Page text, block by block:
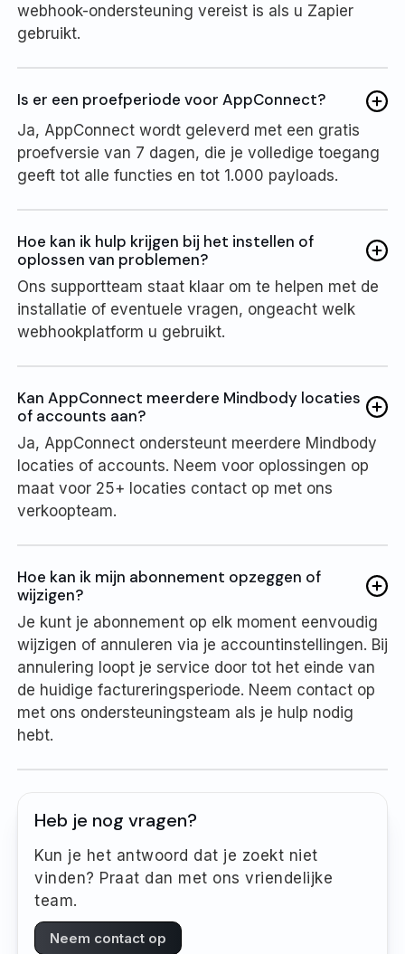
webhook-ondersteuning vereist is als u Zapier
gebruikt.
Is er een proefperiode voor AppConnect?
Ja, AppConnect wordt geleverd met een gratis
proefversie van 7 dagen, die je volledige toegang
geeft tot alle functies en tot 1.000 payloads.
Hoe kan ik hulp krijgen bij het instellen of
oplossen van problemen?
Ons supportteam staat klaar om te helpen met de
installatie of eventuele vragen, ongeacht welk
webhookplatform u gebruikt.
Kan AppConnect meerdere Mindbody locaties
of accounts aan?
Ja, AppConnect ondersteunt meerdere Mindbody
locaties of accounts. Neem voor oplossingen op
maat voor 25+ locaties contact op met ons
verkoopteam.
Hoe kan ik mijn abonnement opzeggen of
wijzigen?
Je kunt je abonnement op elk moment eenvoudig
wijzigen of annuleren via je accountinstellingen. Bij
annulering loopt je service door tot het einde van
de huidige factureringsperiode. Neem contact op
met ons ondersteuningsteam als je hulp nodig
hebt.
Heb je nog vragen?
Kun je het antwoord dat je zoekt niet
vinden? Praat dan met ons vriendelijke
team.
Neem contact op